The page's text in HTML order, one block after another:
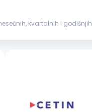
Priprema i analiza mesečnih, kvartalnih i godišnjih